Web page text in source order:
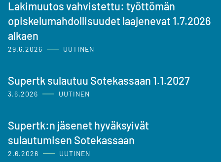
Lakimuutos vahvistettu: työttömän
opiskelumahdollisuudet laajenevat 1.7.2026
alkaen
29.6.2026 UUTINEN
Supertk sulautuu Sotekassaan 1.1.2027
3.6.2026 UUTINEN
Supertk:n jäsenet hyväksyivät
sulautumisen Sotekassaan
2.6.2026 UUTINEN